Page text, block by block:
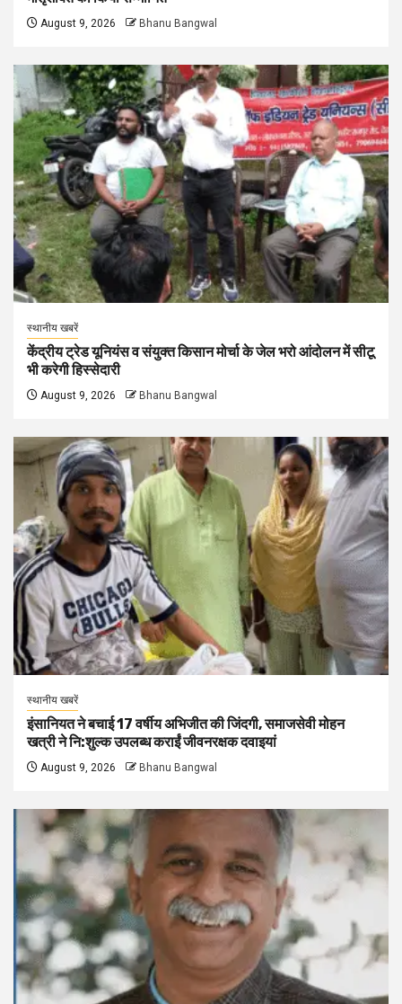
August 9, 2026 Bhanu Bangwal
स्थानीय खबरें
केंद्रीय ट्रेड यूनियंस व संयुक्त किसान मोर्चा के जेल भरो आंदोलन में सीटू
भी करेगी हिस्सेदारी
August 9, 2026 Bhanu Bangwal
स्थानीय खबरें
इंसानियत ने बचाई 17 वर्षीय अभिजीत की जिंदगी, समाजसेवी मोहन
खत्री ने नि:शुल्क उपलब्ध कराईं जीवनरक्षक दवाइयां
August 9, 2026 Bhanu Bangwal